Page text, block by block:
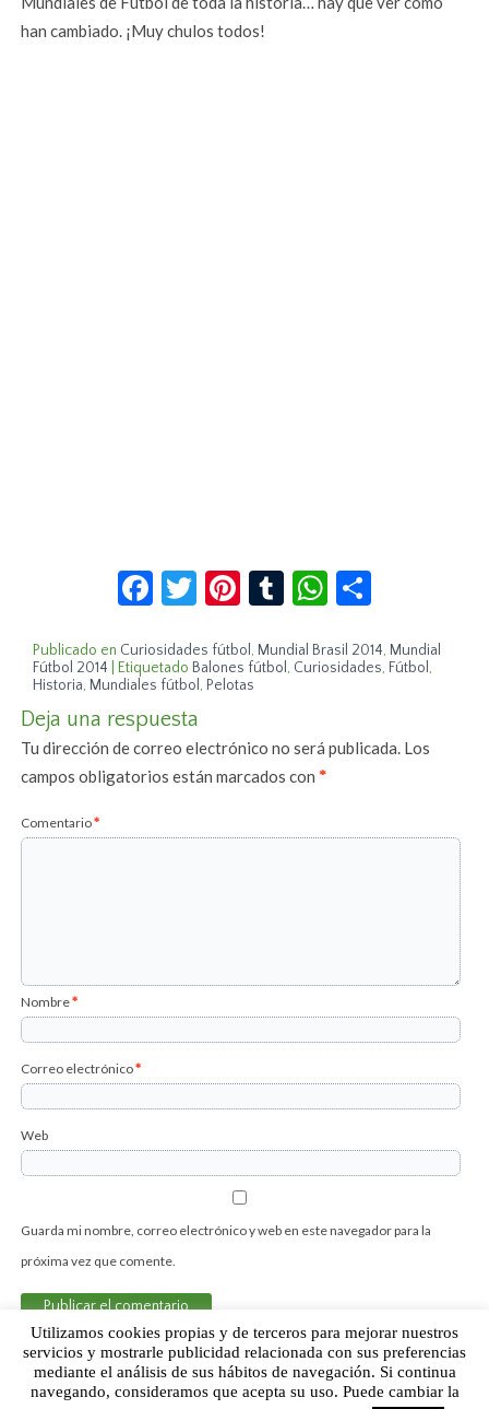
han cambiado. ¡Muy chulos todos!
Facebook
Twitter
Pinterest
TumblrWhatsApp
Publicado en Curiosidades fútbol , Mundial Brasil 2014, Mundial
Fútbol 2014
Etiquetado Balones fútbol , Curiosidades, Fútbol ,
Historia, Mundiales fútbol , Pelotas
Deja una respuesta
Tu dirección de correo electrónico no será publicada. Los
campos obligatorios están marcados con*
Comentario*
Nombre*
Correo electrónico*
Web
Guarda mi nombre, correo electrónico y web en este navegador para la
próxima vez que comente.
Sobre Humor Fútbol Club | Aviso legal |Contacto
Utilizamos cookies propias y de terceros para mejorar nuestros
servicios y mostrarle publicidad relacionada con sus preferencias
mediante el análisis de sus hábitos de navegación. Si continua
navegando, consideramos que acepta su uso. Puede cambiar la